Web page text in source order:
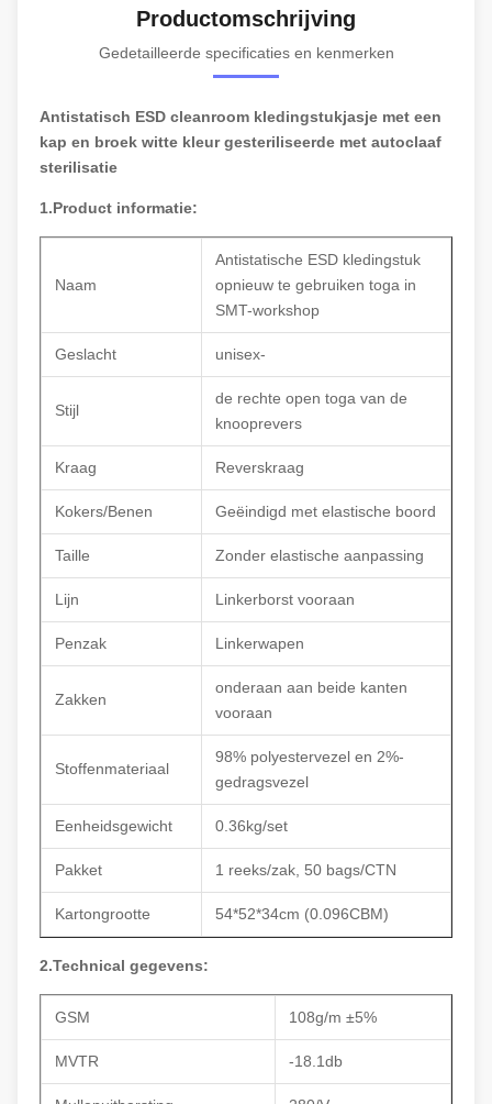
Productomschrijving
Gedetailleerde specificaties en kenmerken
Antistatisch ESD cleanroom kledingstukjasje met een
kap en broek witte kleur gesteriliseerde met autoclaaf
sterilisatie
1.Product informatie:
Naam
Antistatische ESD kledingstuk
opnieuw te gebruiken toga in
SMT-workshop
Geslacht unisex-
Stijl
de rechte open toga van de
knooprevers
Kraag Reverskraag
Kokers/Benen Geëindigd met elastische boord
Taille Zonder elastische aanpassing
Lijn Linkerborst vooraan
Penzak Linkerwapen
Zakken
onderaan aan beide kanten
vooraan
Stoffenmateriaal
98% polyestervezel en 2%-
gedragsvezel
Eenheidsgewicht 0.36kg/set
Pakket 1 reeks/zak, 50 bags/CTN
Kartongrootte 54*52*34cm (0.096CBM)
2.Technical gegevens:
GSM 108g/m ±5%
MVTR -18.1db